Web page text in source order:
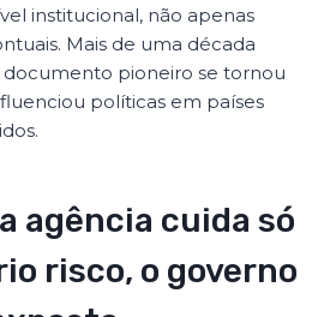
institucional, não apenas
Mais de uma década
documento pioneiro se tornou
políticas em países
agência cuida só
risco, o governo